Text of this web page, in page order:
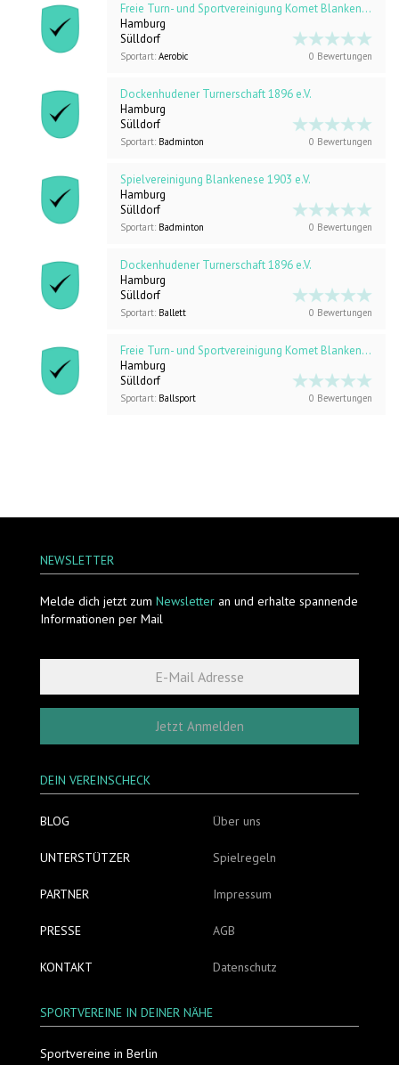
Freie Turn- und Sportvereinigung Komet Blankenese
Hamburg
Sülldorf
Sportart: Aerobic 0 Bewertungen
Dockenhudener Turnerschaft 1896 e.V.
Hamburg
Sülldorf
Sportart: Badminton 0 Bewertungen
Spielvereinigung Blankenese 1903 e.V.
Hamburg
Sülldorf
Sportart: Badminton 0 Bewertungen
Dockenhudener Turnerschaft 1896 e.V.
Hamburg
Sülldorf
Sportart: Ballett 0 Bewertungen
Freie Turn- und Sportvereinigung Komet Blankenese
Hamburg
Sülldorf
Sportart: Ballsport 0 Bewertungen
NEWSLETTER
Melde dich jetzt zum Newsletter an und erhalte spannende
Informationen per Mail
Jetzt Anmelden
DEIN VEREINSCHECK
BLOG
UNTERSTÜTZER
PARTNER
PRESSE
KONTAKT
Über uns
Spielregeln
Impressum
AGB
Datenschutz
SPORTVEREINE IN DEINER NÄHE
Sportvereine in Berlin